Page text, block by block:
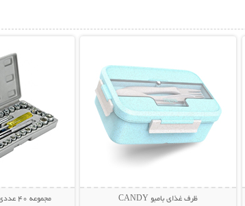
ظرف غذای بامبو CANDY مجموعه 40 عددی آچار بکس AIWA